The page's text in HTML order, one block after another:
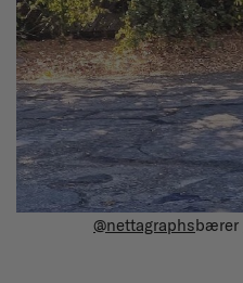
@nettagraphsbærer